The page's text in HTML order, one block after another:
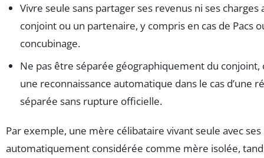
Vivre seule sans partager ses revenus ni ses charges
conjoint ou un partenaire, y compris en cas de Pacs
concubinage.
Ne pas être séparée géographiquement du conjoint,
une reconnaissance automatique dans le cas d’une
séparée sans rupture officielle.
Par exemple, une mère célibataire vivant seule avec
automatiquement considérée comme mère isolée,